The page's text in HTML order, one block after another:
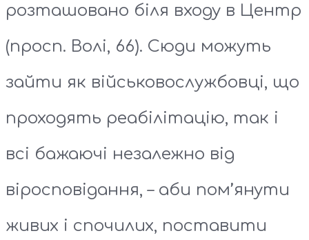
розташовано біля входу в Центр
(просп. Волі, 66). Сюди можуть
зайти як військовослужбовці, що
проходять реабілітацію, так і
всі бажаючі незалежно від
віросповідання, – аби пом’янути
живих і спочилих, поставити